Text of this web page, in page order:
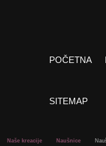
POČETNA
SITEMAP
Naše kreacije Naušnice